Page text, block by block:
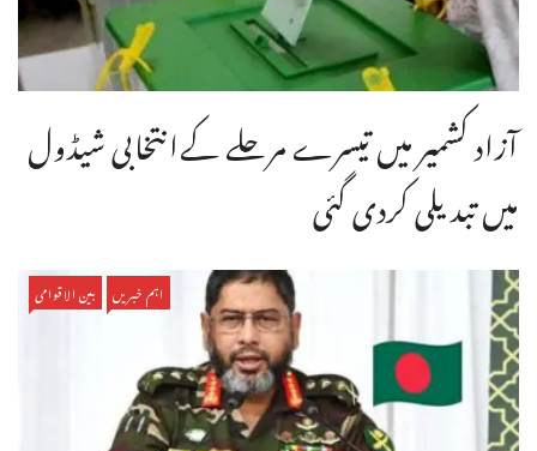
آزاد کشمیر میں تیسرے مرحلے کےانتخابی شیڈول
میں تبدیلی کردی گئی
اہم خبریں بین الاقوامی